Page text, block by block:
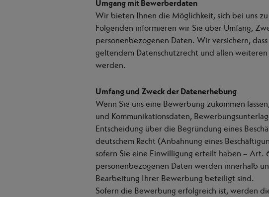
Umgang mit Bewerberdaten
Wir bieten Ihnen die Möglichkeit, sich bei uns
Folgenden informieren wir Sie über Umfang,
personenbezogenen Daten. Wir versichern,
geltendem Datenschutzrecht und allen
werden.
Umfang und Zweck der Datenerhebung
Wenn Sie uns eine Bewerbung zukommen
und Kommunikationsdaten,
Entscheidung über die Begründung eines
deutschem Recht (Anbahnung eines
sofern Sie eine Einwilligung erteilt haben –
personenbezogenen Daten werden innerhalb
Bearbeitung Ihrer Bewerbung beteiligt sind.
Sofern die Bewerbung erfolgreich ist, werden